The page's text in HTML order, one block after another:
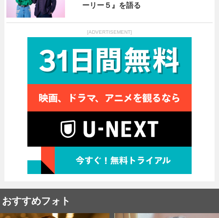
ーリー５』を語る
[ADVERTISEMENT]
おすすめフォト